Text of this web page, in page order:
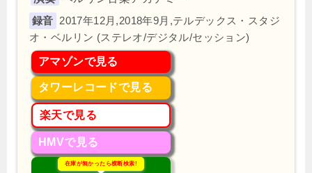
2017年12月,2018年9月,テルデックス・スタジ
オ・ベルリン (ステレオ/デジタル/セッション)
アマゾンで見る
タワーレコードで見る
楽天で見る
HMVで見る
在庫が無かったら横断検索!